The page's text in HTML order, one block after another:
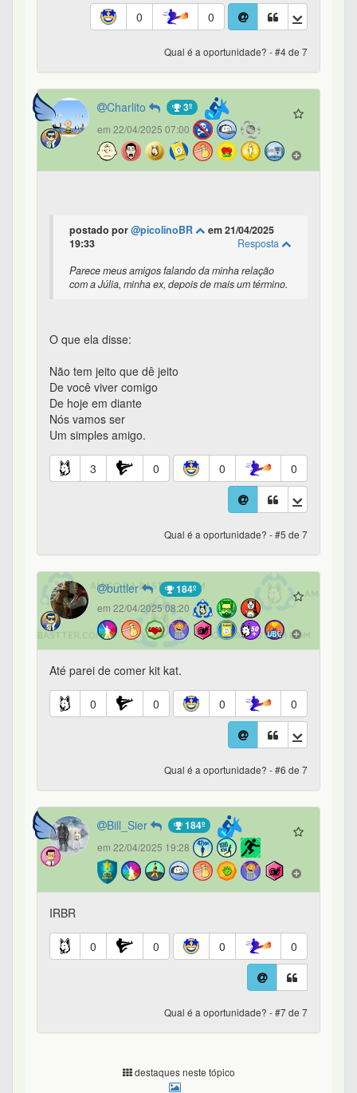
0 0
Qual é a oportunidade? - #4 de 7
Charlito 3º
em 22/04/2025 07:00
postado por@picolinoBR
em 21/04/2025
19:33
Resposta
Parece meus amigos falando da minha relação
com a Júlia, minha ex, depois de mais um término.
O que ela disse:
Não tem jeito que dê jeito
De você viver comigo
De hoje em diante
Nós vamos ser
Um simples amigo.
3 0 0 0
Qual é a oportunidade? - #5 de 7
buttler 184º
em 22/04/2025 08:20
Até parei de comer kit kat.
0 0 0 0
Qual é a oportunidade? - #6 de 7
Bill_Sier 184º
em 22/04/2025 19:28
IRBR
0 0 0 0
Qual é a oportunidade? - #7 de 7
destaques neste tópico